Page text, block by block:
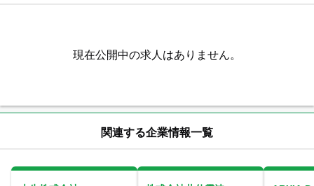
現在公開中の求人はありません。
関連する企業情報一覧